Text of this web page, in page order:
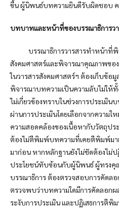
ขึ้น ผู้นิพนธ์บทความยินดีรับผิดชอบ ค
บทบาทและหน้าที่ของบรรณาธิการวา
บรรณาธิการวารสารทำหน้าที่พิจ
สังคมศาสตร์และพิจารณาคุณภาพขอ
ในวารสารสังคมศาสตร์ฯ ต้องเก็บข้
พิจารณาบทความเป็นความลับไม่ให้
ไม่เกี่ยวข้องทราบในช่วงการประเมิ
ผ่านการประเมินโดยเลือกจากความใ
ความสอดคล้องของเนื้อหากับวัตถุปร
ต้องไม่ตีพิมพ์บทความที่เคยตีพิมพ์ม
มาก่อน หากหลักฐานยังไม่ชัดต้องไม่
ประโยชน์ทับซ้อนกับผู้นิพนธ์ ผู้ทรงคุ
บรรณาธิการ ต้องตรวจสอบการคัดลอ
ตรวจพบว่าบทความใดมีการคัดลอกผ
ระงับการประเมิน และปฏิเสธการตี